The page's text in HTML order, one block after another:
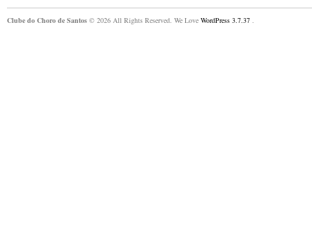
Clube do Choro de Santos © 2026 All Rights Reserved. We Love WordPress 3.7.37 .